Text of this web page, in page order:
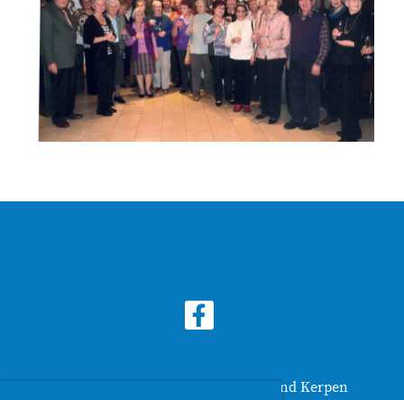
© Senioren Union CDU Stadtverband Kerpen